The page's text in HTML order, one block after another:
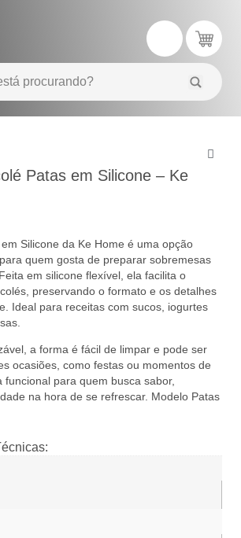
Patas em Silicone – Ke
Silicone da Ke Home é uma opção
quem gosta de preparar sobremesas
em silicone flexível, ela facilita o
preservando o formato e os detalhes
Ideal para receitas com sucos, iogurtes
a forma é fácil de limpar e pode ser
ocasiões, como festas ou momentos de
funcional para quem busca sabor,
na hora de se refrescar. Modelo Patas